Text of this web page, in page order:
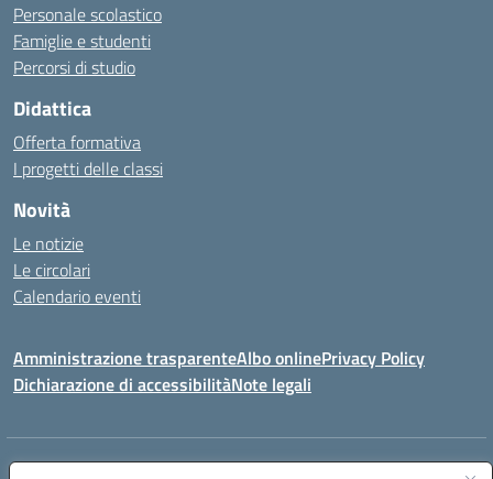
Personale scolastico
Famiglie e studenti
Percorsi di studio
Didattica
Offerta formativa
I progetti delle classi
Novità
Le notizie
Le circolari
Calendario eventi
Amministrazione trasparenteAlbo onlinePrivacy Policy
Dichiarazione di accessibilitàNote legali
Indirizzo: